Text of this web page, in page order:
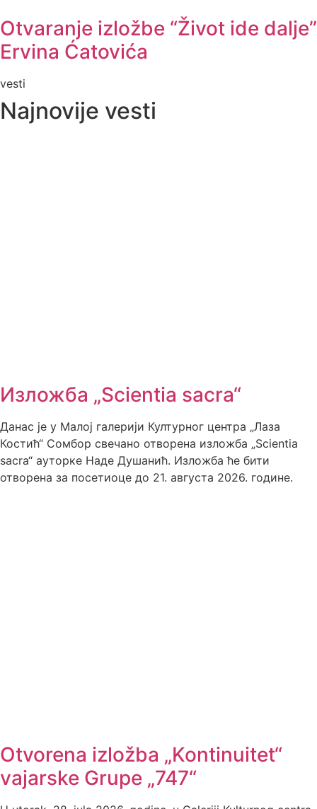
Otvaranje izložbe “Život ide dalje”
Ervina Ćatovića
vesti
Najnovije vesti
Изложба „Scientia sacra“
Данас је у Малој галерији Културног центра „Лаза
Костић“ Сомбор свечано отворена изложба „Scientia
sacra“ ауторке Наде Душанић. Изложба ће бити
отворена за посетиоце до 21. августа 2026. године.
Otvorena izložba „Kontinuitet“
vajarske Grupe „747“